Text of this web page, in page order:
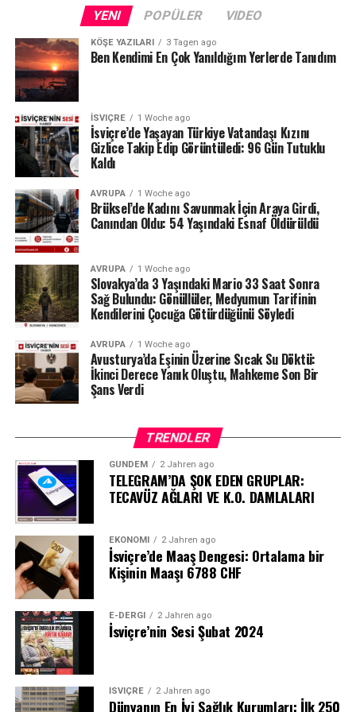
des Brenets de son derece düşük su seviyeleriyle karşı
karşıya.
24 Temmuz ölçümlerinde göl seviyesi denizden 742,13
metre, çıkıştaki su debisi ise yalnızca saniyede 1,2
metreküp olarak kaydedildi. Su seviyesinin düşmesi
nedeniyle göldeki tekne seferleri de durduruldu.
Lac des Brenets daha önce de uzun kuraklık
dönemlerinde benzer sorunlar yaşamış, özellikle 2022
yazında su seviyesi ciddi şekilde gerilemişti.
Ren Şelalesi’ndeki son durum ise İsviçre’de devam eden
yağış eksikliğinin nehir ve göller üzerindeki etkisini
gözler önüne seriyor.
Kaynak: BAFU / BRK News
YENI POPÜLER VIDEO
KÖŞE YAZILARI 3 Tagen ago
Ben Kendimi En Çok Yanıldığım Yerlerde Tanıdım
İSVIÇRE 1 Woche ago
İsviçre’de Yaşayan Türkiye Vatandaşı Kızını
Gizlice Takip Edip Görüntüledi: 96 Gün Tutuklu
Kaldı
AVRUPA 1 Woche ago
Brüksel’de Kadını Savunmak İçin Araya Girdi,
Canından Oldu: 54 Yaşındaki Esnaf Öldürüldü
AVRUPA 1 Woche ago
Slovakya’da 3 Yaşındaki Mario 33 Saat Sonra
Sağ Bulundu: Gönüllüler, Medyumun Tarifinin
Kendilerini Çocuğa Götürdüğünü Söyledi
AVRUPA 1 Woche ago
Avusturya’da Eşinin Üzerine Sıcak Su Döktü:
İkinci Derece Yanık Oluştu, Mahkeme Son Bir
Şans Verdi
TRENDLER
GÜNDEM 2 Jahren ago
TELEGRAM’DA ŞOK EDEN GRUPLAR:
TECAVÜZ AĞLARI VE K.O. DAMLALARI
EKONOMI 2 Jahren ago
İsviçre’de Maaş Dengesi: Ortalama bir
Kişinin Maaşı 6788 CHF
E-DERGI 2 Jahren ago
İsviçre’nin Sesi Şubat 2024
İSVIÇRE 2 Jahren ago
Dünyanın En İyi Sağlık Kurumları: İlk 250